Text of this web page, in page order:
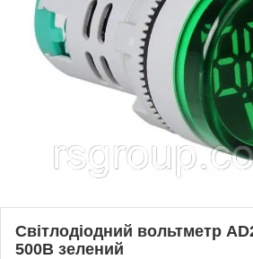
Світлодіодний вольтметр
500В зелений